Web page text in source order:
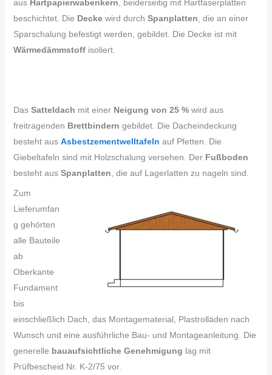
aus Hartpapierwabenkern , beiderseitig mit Hartfaserplatten
beschichtet. Die Deckewird durch Spanplatten , die an einer
Sparschalung befestigt werden, gebildet. Die Decke ist mit
Wärmedämmstoffisoliert.
Das Satteldach mit einer Neigung von 25 %wird aus
freitragenden Brettbindern gebildet. Die Dacheindeckung
besteht aus Asbestzementwelltafeln auf Pfetten. Die
Giebeltafeln sind mit Holzschalung versehen. Der Fußboden
besteht aus Spanplatten , die auf Lagerlatten zu nageln sind.
Zum
Lieferumfan
g gehörten
alle Bauteile
ab
Oberkante
Fundament
bis
einschließlich Dach, das Montagematerial, Plastrolläden nach
Wunsch und eine ausführliche Bau- und Montageanleitung. Die
generelle bauaufsichtliche Genehmigung lag mit
Prüfbescheid Nr. K-2/75 vor.